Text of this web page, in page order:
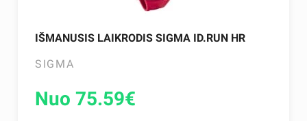
IŠMANUSIS LAIKRODIS SIGMA ID.RUN HR
SIGMA
Nuo 75.59€